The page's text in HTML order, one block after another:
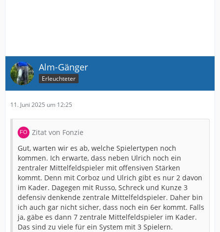
Alm-Gänger
Erleuchteter
11. Juni 2025 um 12:25
Zitat von Fonzie
Gut, warten wir es ab, welche Spielertypen noch
kommen. Ich erwarte, dass neben Ulrich noch ein
zentraler Mittelfeldspieler mit offensiven Stärken
kommt. Denn mit Corboz und Ulrich gibt es nur 2 davon
im Kader. Dagegen mit Russo, Schreck und Kunze 3
defensiv denkende zentrale Mittelfeldspieler. Daher bin
ich auch gar nicht sicher, dass noch ein 6er kommt. Falls
ja, gäbe es dann 7 zentrale Mittelfeldspieler im Kader.
Das sind zu viele für ein System mit 3 Spielern.